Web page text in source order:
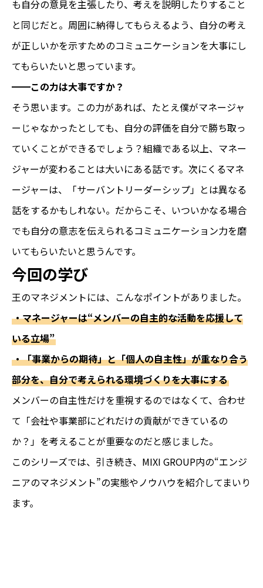
も自分の意見を主張したり、考えを説明したりすること
と同じだと。周囲に納得してもらえるよう、自分の考え
が正しいかを示すためのコミュニケーションを大事にし
てもらいたいと思っています。
━━この力は大事ですか？
そう思います。この力があれば、たとえ僕がマネージャ
ーじゃなかったとしても、自分の評価を自分で勝ち取っ
ていくことができるでしょう？組織である以上、マネー
ジャーが変わることは大いにある話です。次にくるマネ
ージャーは、「サーバントリーダーシップ」とは異なる
話をするかもしれない。だからこそ、いついかなる場合
でも自分の意志を伝えられるコミュニケーション力を磨
いてもらいたいと思うんです。
今回の学び
王のマネジメントには、こんなポイントがありました。
・マネージャーは“メンバーの自主的な活動を応援して
いる立場”
・「事業からの期待」と「個人の自主性」が重なり合う
部分を、自分で考えられる環境づくりを大事にする
メンバーの自主性だけを重視するのではなくて、合わせ
て「会社や事業部にどれだけの貢献ができているの
か？」を考えることが重要なのだと感じました。
このシリーズでは、引き続き、MIXI GROUP内の“エンジ
ニアのマネジメント”の実態やノウハウを紹介してまいり
ます。